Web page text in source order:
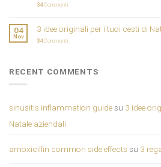
34Commenti
04
Nov
3 idee originali per i tuoi cesti di
34Commenti
RECENT COMMENTS
sinusitis inflammation guidesu 3 idee
Natale aziendali
amoxicillin common side effects su 3